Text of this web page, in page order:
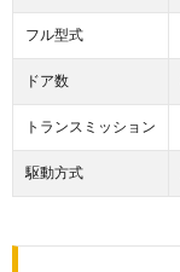
フル型式
ドア数
トランスミッション
駆動方式